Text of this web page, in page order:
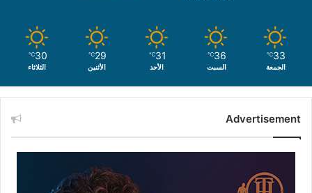
33
℃
الجمعة
36
℃
السبت
31
℃
الأحد
29
℃
الأثنين
30
℃
الثلاثاء
Advertisement